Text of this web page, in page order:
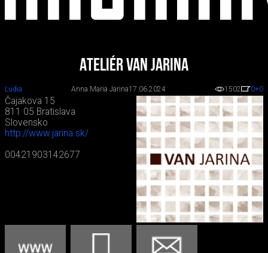
Ateliér VAN JARINA
Ľudia Anna Maria Jarina17.06.2024 1502 0+0
Čajakova 15
811 05 Bratislava
Slovensko
http://www.jarina.sk/
00421903142677